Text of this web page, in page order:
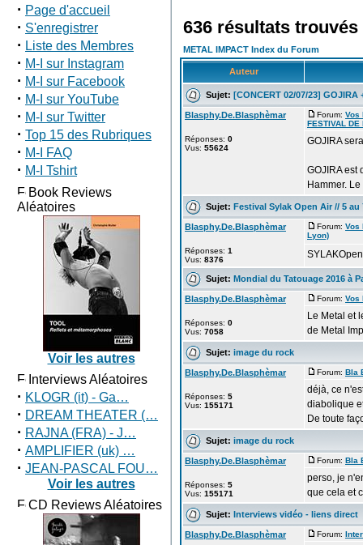
· Page d'accueil
· S'enregistrer
· Liste des Membres
· M-I sur Instagram
· M-I sur Facebook
· M-I sur YouTube
· M-I sur Twitter
· Top 15 des Rubriques
· M-I FAQ
· M-I Tshirt
Book Reviews
Aléatoires
Voir les autres
Interviews Aléatoires
· KLOGR (it) - Ga…
· DREAM THEATER (…
· RAJNA (FRA) - J…
· AMPLIFIER (uk) …
· JEAN-PASCAL FOU…
Voir les autres
CD Reviews Aléatoires
636 résultats trouvés
METAL IMPACT Index du Forum
Auteur
Sujet: [CONCERT 02/07/23] GOJIRA
Blasphy.De.Blasphèmar
Réponses: 0
Vus: 55624
Forum: Vos
FESTIVAL DE
GOJIRA
GOJIRA est
Hammer.
Sujet: Festival Sylak Open Air // 5
Blasphy.De.Blasphèmar
Réponses: 1
Vus: 8376
Forum: Vos
Lyon)
Sujet: Mondial du Tatouage 2016 à
Blasphy.De.Blasphèmar
Réponses: 0
Vus: 7058
Forum: Vos
Le Metal et
de Metal
Sujet: image du rock
Blasphy.De.Blasphèmar
Réponses: 5
Vus: 155171
Forum: Bla
déjà, ce
diabolique
De toute
Sujet: image du rock
Blasphy.De.Blasphèmar
Réponses: 5
Vus: 155171
Forum: Bla
perso, je
que cela et
Sujet: Interviews vidéo - liens direct
Blasphy.De.Blasphèmar Forum: